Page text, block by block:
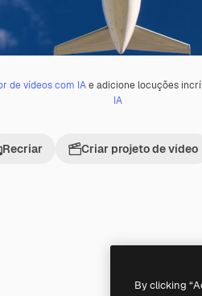
de vídeos com IAe adicione locuções
IA
Recriar Criar projeto de vídeo
Gerado por IA
By clicking